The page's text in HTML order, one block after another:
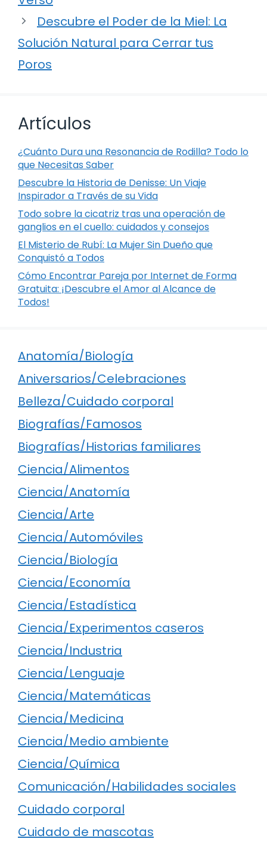
Descubre el Poder de la Miel: La
Solución Natural para Cerrar tus
Poros
Artículos
¿Cuánto Dura una Resonancia de Rodilla? Todo lo
que Necesitas Saber
Descubre la Historia de Denisse: Un Viaje
Inspirador a Través de su Vida
Todo sobre la cicatriz tras una operación de
ganglios en el cuello: cuidados y consejos
El Misterio de Rubí: La Mujer Sin Dueño que
Conquistó a Todos
Cómo Encontrar Pareja por Internet de Forma
Gratuita: ¡Descubre el Amor al Alcance de
Todos!
Anatomía/Biología
Aniversarios/Celebraciones
Belleza/Cuidado corporal
Biografías/Famosos
Biografías/Historias familiares
Ciencia/Alimentos
Ciencia/Anatomía
Ciencia/Arte
Ciencia/Automóviles
Ciencia/Biología
Ciencia/Economía
Ciencia/Estadística
Ciencia/Experimentos caseros
Ciencia/Industria
Ciencia/Lenguaje
Ciencia/Matemáticas
Ciencia/Medicina
Ciencia/Medio ambiente
Ciencia/Química
Comunicación/Habilidades sociales
Cuidado corporal
Cuidado de mascotas